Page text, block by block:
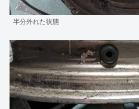
半分外れた状態